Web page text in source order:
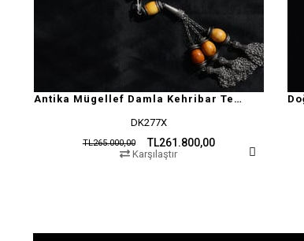
Antika Mügellef Damla Kehribar Tesbih
DK277X
TL261.800,00
TL265.000,00
Karşılaştır